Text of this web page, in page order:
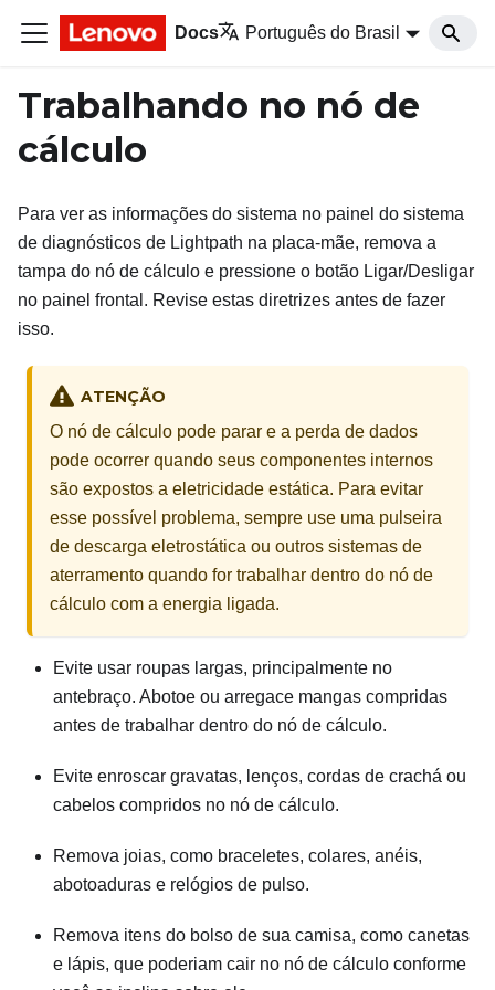
Docs Português do Brasil
Trabalhando no nó de
cálculo
Para ver as informações do sistema no painel do sistema
de diagnósticos de Lightpath na placa-mãe, remova a
tampa do nó de cálculo e pressione o botão Ligar/Desligar
no painel frontal. Revise estas diretrizes antes de fazer
isso.
ATENÇÃO
O nó de cálculo pode parar e a perda de dados
pode ocorrer quando seus componentes internos
são expostos a eletricidade estática. Para evitar
esse possível problema, sempre use uma pulseira
de descarga eletrostática ou outros sistemas de
aterramento quando for trabalhar dentro do nó de
cálculo com a energia ligada.
Evite usar roupas largas, principalmente no
antebraço. Abotoe ou arregace mangas compridas
antes de trabalhar dentro do nó de cálculo.
Evite enroscar gravatas, lenços, cordas de crachá ou
cabelos compridos no nó de cálculo.
Remova joias, como braceletes, colares, anéis,
abotoaduras e relógios de pulso.
Remova itens do bolso de sua camisa, como canetas
e lápis, que poderiam cair no nó de cálculo conforme